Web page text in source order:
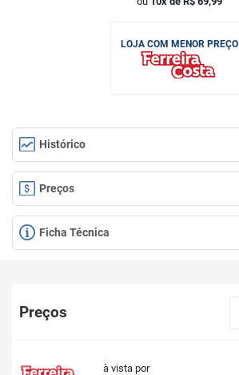
LOJA COM MENOR PREÇO
Histórico
Preços
Ficha Técnica
Preços
à vista por